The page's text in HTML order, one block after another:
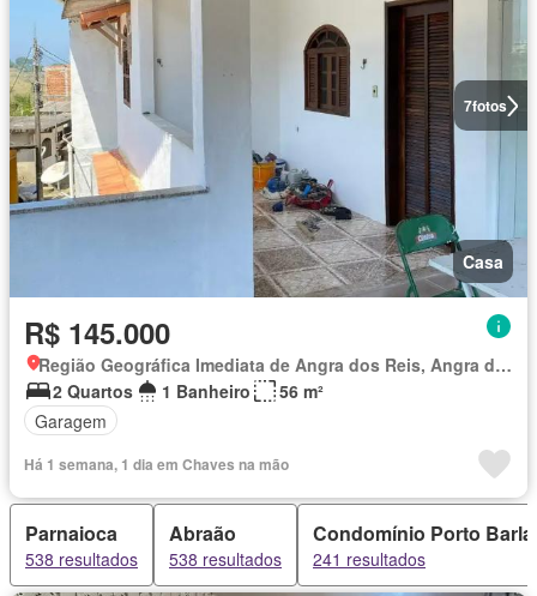
7fotos
Casa
R$ 145.000
Região Geográfica Imediata de Angra dos Reis, Angra dos Reis
2 Quartos
1 Banheiro
56 m²
Garagem
Há 1 semana, 1 dia em Chaves na mão
Parnaioca
538 resultados
Abraão
538 resultados
Condomínio Porto
241 resultados